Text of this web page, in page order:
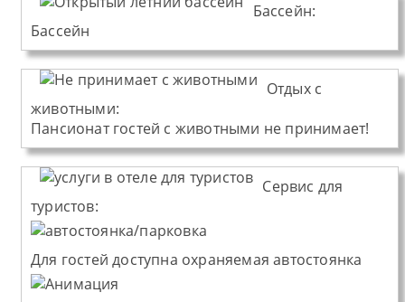
Бассейн:
Бассейн
Отдых с
животными:
Пансионатгостей с животными не принимает!
Сервис для
туристов:
Для гостей доступна охраняемая автостоянка